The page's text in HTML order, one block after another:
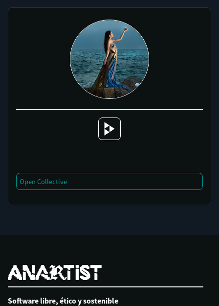
Open Collective
Software libre, ético y sostenible